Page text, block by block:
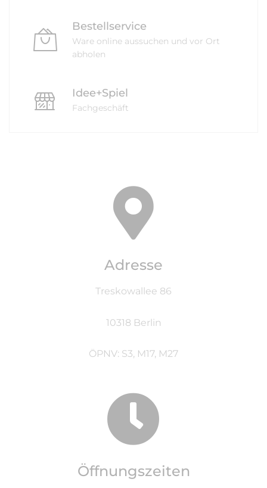
Bestellservice
Ware online aussuchen und vor Ort
abholen
Idee+Spiel
Fachgeschäft
Adresse
Treskowallee 86
10318 Berlin
ÖPNV: S3, M17, M27
Öffnungszeiten